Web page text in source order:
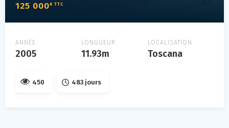
125 000€ TTC
ANNÉE
2005
LONGUEUR
11.93m
LOCALISATION
Toscana
450 483 jours